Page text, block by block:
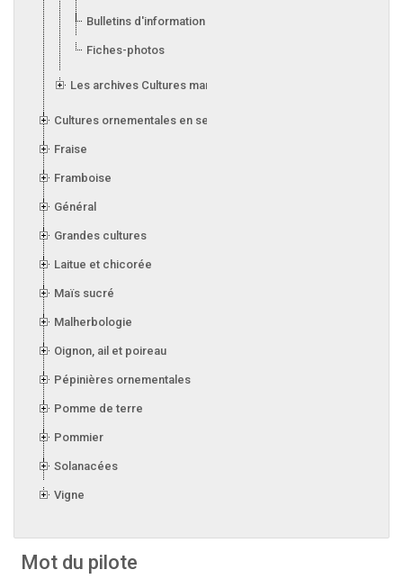
Bulletins d'information 2004
Fiches-photos
Les archives Cultures maraîchères et fruitières en serre
Cultures ornementales en serre
Fraise
Framboise
Général
Grandes cultures
Laitue et chicorée
Maïs sucré
Malherbologie
Oignon, ail et poireau
Pépinières ornementales
Pomme de terre
Pommier
Solanacées
Vigne
Mot du pilote